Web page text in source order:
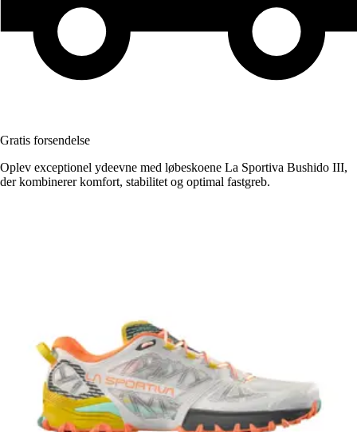
Gratis forsendelse
Oplev exceptionel ydeevne med løbeskoene La Sportiva Bushido III,
der kombinerer komfort, stabilitet og optimal fastgreb.